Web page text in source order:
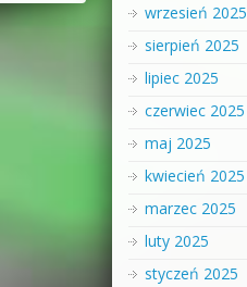
wrzesień 2025
sierpień 2025
lipiec 2025
czerwiec 2025
maj 2025
kwiecień 2025
marzec 2025
luty 2025
styczeń 2025